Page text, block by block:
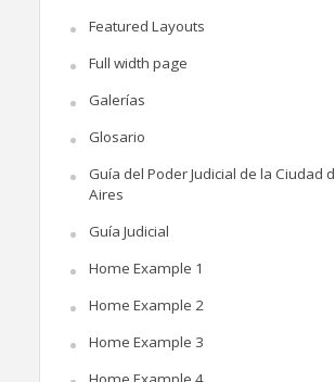
Featured Layouts
Full width page
Galerías
Glosario
Guía del Poder Judicial de la Ciudad
Aires
Guía Judicial
Home Example 1
Home Example 2
Home Example 3